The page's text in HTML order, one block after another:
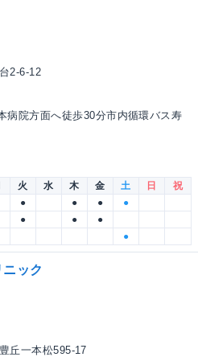
2-6-12
病院方面へ徒歩30分市内循環バス寿
火 水 木 金 土 日
祝
● ● ●
●
● ●
●
●
ック
丘一本松595-17